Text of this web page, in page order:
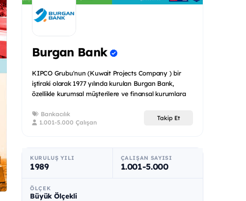
Burgan Bank
KIPCO Grubu'nun (Kuwait Projects Company ) bir
iştiraki olarak 1977 yılında kurulan Burgan Bank,
özellikle kurumsal müşterilere ve finansal kurumlara
Bankacılık
1.001-5.000 Çalışan
Takip Et
KURULUŞ YILI
1989
ÇALIŞAN SAYISI
1.001-5.000
ÖLÇEK
Büyük Ölçekli